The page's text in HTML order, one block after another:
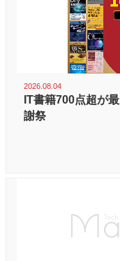
2026.08.04
IT書籍700点超が
謝祭